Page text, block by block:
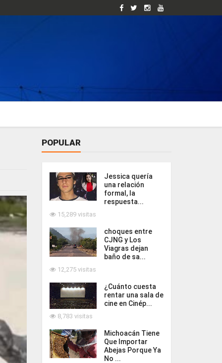
POPULAR
Jessica quería
una relación
formal, la
respuesta...
15,289 visitas
choques entre
CJNG y Los
Viagras dejan
baño de sa...
12,275 visitas
¿Cuánto cuesta
rentar una sala de
cine en Cinép...
8,783 visitas
Michoacán Tiene
Que Importar
Abejas Porque Ya
No ...